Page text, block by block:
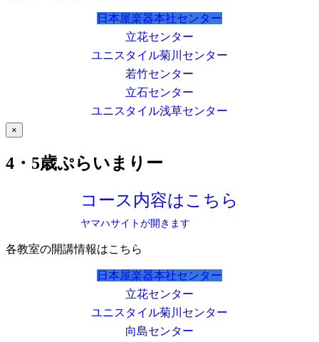
日本屋楽器本社センター
立花センター
ユニスタイル菊川センター
若竹センター
立石センター
ユニスタイル浅草センター
×
4・5歳ぷらいまりー
コース内容はこちら
ヤマハサイトが開きます
各教室の開講情報はこちら
日本屋楽器本社センター
立花センター
ユニスタイル菊川センター
向島センター